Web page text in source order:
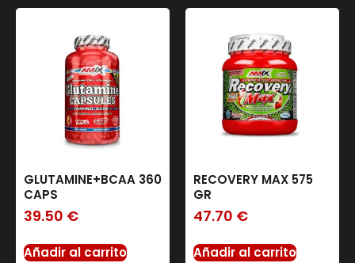
GLUTAMINE+BCAA 360
CAPS
39.50 €
Añadir al carrito
RECOVERY MAX 575
GR
47.70 €
Añadir al carrito